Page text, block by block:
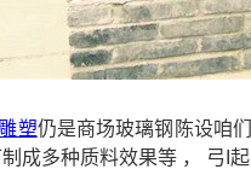
塑仍是商场玻璃钢陈设咱
成多种质料效果等 ， 弓I